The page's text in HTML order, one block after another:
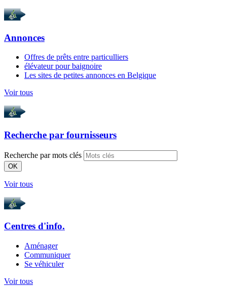
Annonces
Offres de prêts entre particulliers
élévateur pour baignoire
Les sites de petites annonces en Belgique
Voir tous
Recherche par fournisseurs
Recherche par mots clés
OK
Voir tous
Centres d'info.
Aménager
Communiquer
Se véhiculer
Voir tous